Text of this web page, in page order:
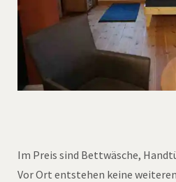
Im Preis sind Bettwäsche,
Vor Ort entstehen keine